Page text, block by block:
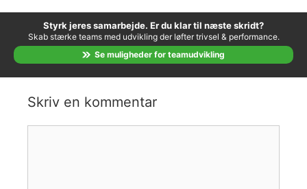
Styrk jeres samarbejde. Er du klar til næste skridt?
Skab stærke teams med udvikling der løfter trivsel & performance.
Se muligheder for teamudvikling
Skriv en kommentar